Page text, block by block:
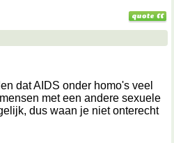
dat AIDS onder homo's veel
met een andere sexuele
dus waan je niet onterecht